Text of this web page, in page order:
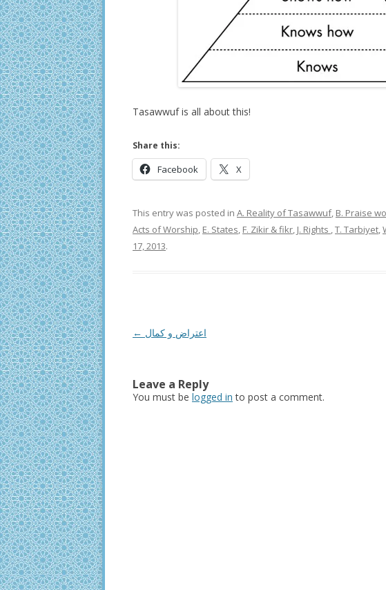
Tasawwuf is all about this!
Share this:
Facebook X
This entry was posted in A. Reality of Tasawwuf, B. Praise
Acts of Worship, E. States, F. Zikir & fikr, J. Rights ,T. Tarbiyet,
17, 2013.
Post
← اعتراض و كمال
Leave a Reply
You must be logged in to post a comment.